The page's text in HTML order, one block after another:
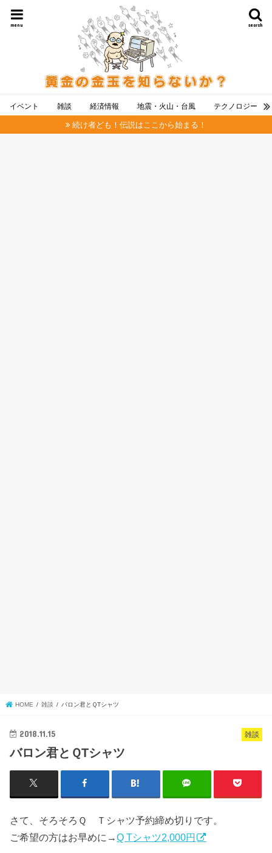
search
menu
イベント 雑談 経済情報 地震・火山・台風 テクノロジー
続け者ども！伝説はここから始まる！
HOME 雑談 バロン君とＱTシャツ
雑談
2018.11.15
バロン君とＱTシャツ
さて、そろそろＱ Ｔシャツ予約締め切りです。
ご希望の方はお早めに→Q Tシャツ2,000円